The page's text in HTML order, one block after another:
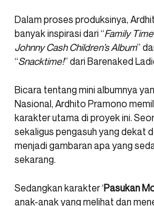
Dalam proses produksinya,
banyak inspirasi dari “Family Time
Johnny Cash Children’s Album”
“Snacktime!” dari Barenaked
Bicara tentang mini albumnya
Nasional, Ardhito Pramono
karakter utama di proyek ini.
sekaligus pengasuh yang dekat
menjadi gambaran apa yang
sekarang.
Sedangkan karakter ‘Pasukan
anak-anak yang melihat dan